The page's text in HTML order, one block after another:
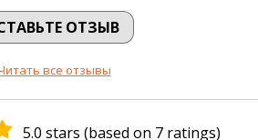
уровне.
Александр Бабенко
29.10.2022
ОТЗЫВ
все отзывы
5.0 stars (based on 7 ratings)